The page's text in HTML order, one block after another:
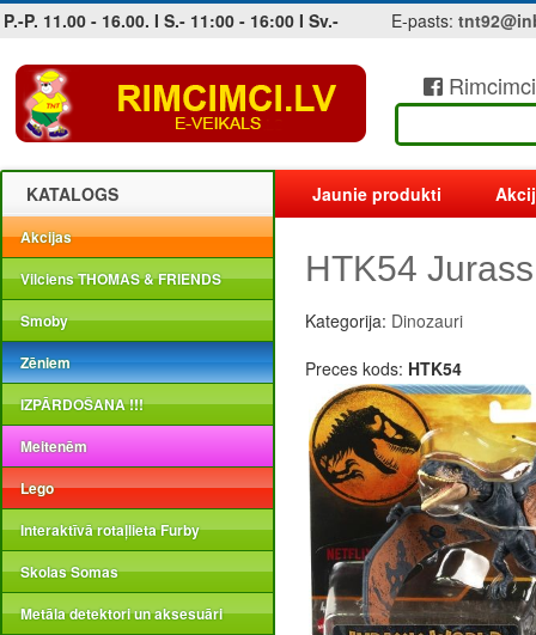
P.-P. 11.00 - 16.00. I S.- 11:00 - 16:00 I Sv.- E-pasts:
Jobs at sea and maritime vacancies
KATALOGS
Akcijas
Vilciens THOMAS & FRIENDS
Smoby
Zēniem
IZPĀRDOŠANA !!!
Meitenēm
Lego
Interaktīvā rotaļlieta Furby
Skolas Somas
Metāla detektori un aksesuāri
Jaunie produkti
HTK54
Kategorija: Dinozauri
Preces kods: HTK54